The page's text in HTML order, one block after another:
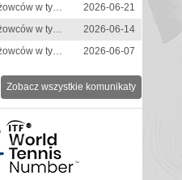
Wyniki polskich młodzieżowców w tygodniu 15-21 czerwca 2026 r.
2026-06-21
Wyniki polskich młodzieżowców w tygodniu 8-14 czerwca 2026 r.
2026-06-14
Wyniki polskich młodzieżowców w tygodniu 1-7 czerwca 2026 r.
2026-06-07
Zobacz wszystkie komunikaty